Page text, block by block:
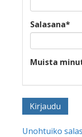
Salasana*
Muista
Unohtuiko